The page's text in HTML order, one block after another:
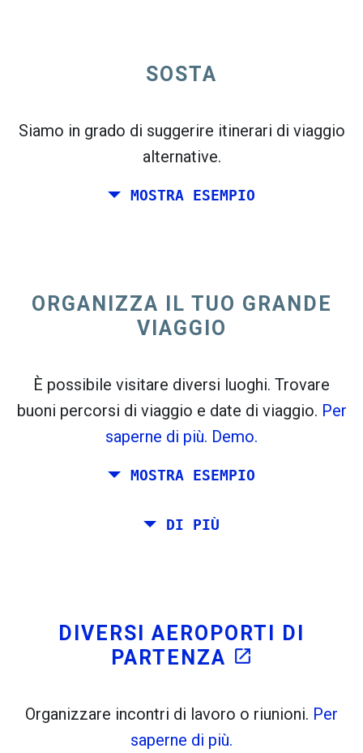
la mappa delle partenze.
flight_takeoff flight_land
andata
Seleziona l'ordinamento CO
Prova questo open_in_new
Trovato in precedenza:
. Stima: 52 kg CO . Di Più:LinkedIn open_in_new
SOSTA
Siamo in grado di suggerire itinerari di viaggio
alternative.
MOSTRA ESEMPIO
ORGANIZZA IL TUO GRANDE
VIAGGIO
È possibile visitare diversi luoghi. Trovare
buoni percorsi di viaggio e date di viaggio. Per
saperne di più. Demo.
MOSTRA ESEMPIO
Pianificare un viaggio via Roma, Barcellona, ​​
DI PIÙ
DIVERSI AEROPORTI DI
PARTENZA open_in_new
Organizzare incontri di lavoro o riunioni. Per
saperne di più.